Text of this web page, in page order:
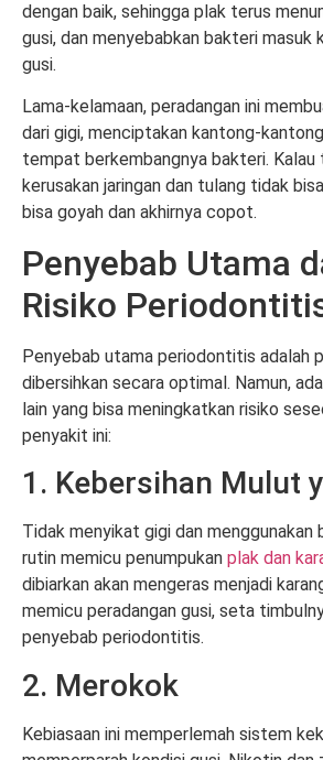
dengan baik, sehingga plak terus
gusi, dan menyebabkan bakteri masuk
gusi.
Lama-kelamaan, peradangan ini
dari gigi, menciptakan kantong-
tempat berkembangnya bakteri. Kalau
kerusakan jaringan dan tulang tidak
bisa goyah dan akhirnya copot.
Penyebab Utama
Risiko
Penyebab utama periodontitis adalah
dibersihkan secara optimal. Namun,
lain yang bisa meningkatkan risiko
penyakit ini:
1. Kebersihan Mulut
Tidak menyikat gigi dan menggunakan
rutin memicu penumpukan plak dan
dibiarkan akan mengeras menjadi
memicu peradangan gusi, seta
penyebab periodontitis.
2. Merokok
Kebiasaan ini memperlemah sistem